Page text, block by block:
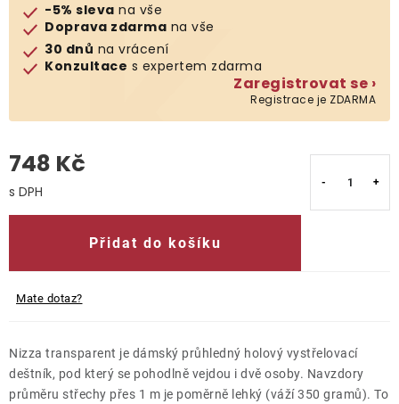
Klub výhod
-5% sleva na vše
Doprava zdarma na vše
30 dnů na vrácení
Konzultace s expertem zdarma
Zaregistrovat se ›
Registrace je ZDARMA
748 Kč
Přidat do košíku
Mate dotaz?
Nizza transparent je dámský průhledný holový vystřelovací
deštník, pod který se pohodlně vejdou i dvě osoby. Navzdory
průměru střechy přes 1 m je poměrně lehký (váží 350 gramů). To